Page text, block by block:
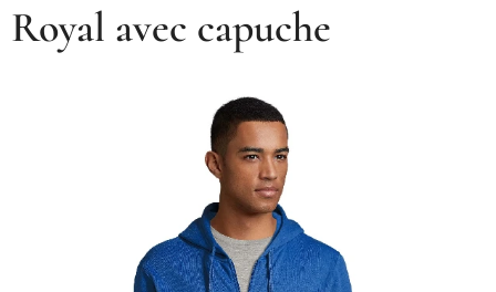
Royal avec capuche